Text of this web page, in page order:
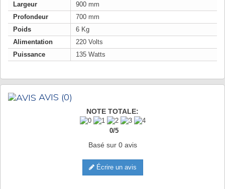
Largeur
900 mm
Profondeur
700 mm
Poids
6 Kg
Alimentation
220 Volts
Puissance
135 Watts
AVIS (0)
NOTE TOTALE:
0/5
Basé sur 0avis
Écrire un avis